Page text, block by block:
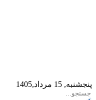
پنجشنبه, 15 مرداد,1405